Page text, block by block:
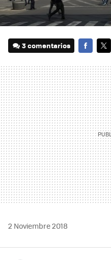
3 comentarios
2 Noviembre 2018